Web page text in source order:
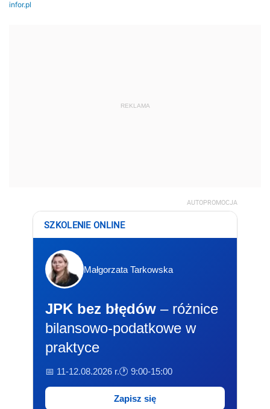
REKLAMA
AUTOPROMOCJA
SZKOLENIE ONLINE
Małgorzata Tarkowska
JPK bez błędów – różnice
bilansowo-podatkowe w
praktyce
📅 11-12.08.2026 r.🕐 9:00-15:00
Zapisz się